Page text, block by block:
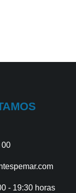
00
- 19:30 horas